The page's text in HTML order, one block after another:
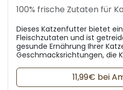
100% frische Zutaten für
Dieses Katzenfutter bietet
Fleischzutaten und ist
gesunde Ernährung Ihrer
Geschmacksrichtungen, die
11,99€ bei